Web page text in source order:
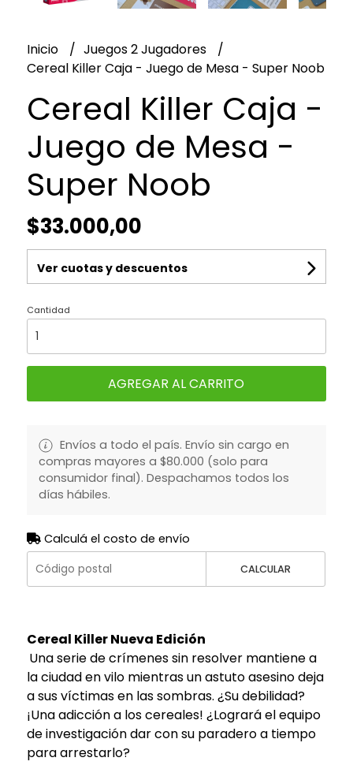
Inicio
Juegos 2 Jugadores
Cereal Killer Caja - Juego de Mesa - Super Noob
Cereal Killer Caja -
Juego de Mesa -
Super Noob
$33.000,00
Ver cuotas y descuentos
Cantidad
AGREGAR AL CARRITO
Envíos a todo el país. Envío sin cargo en
compras mayores a $80.000 (solo para
consumidor final). Despachamos todos los
días hábiles.
Calculá el costo de envío
CALCULAR
Cereal Killer Nueva Edición
Una serie de crímenes sin resolver mantiene a
la ciudad en vilo mientras un astuto asesino deja
a sus víctimas en las sombras. ¿Su debilidad?
¡Una adicción a los cereales! ¿Logrará el equipo
de investigación dar con su paradero a tiempo
para arrestarlo?